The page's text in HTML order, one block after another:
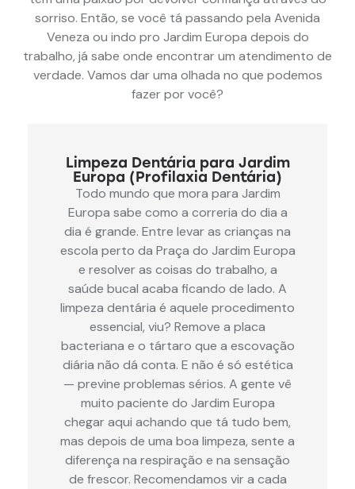
sorriso. Então, se você tá passando pela Avenida
Veneza ou indo pro Jardim Europa depois do
trabalho, já sabe onde encontrar um atendimento de
verdade. Vamos dar uma olhada no que podemos
fazer por você?
Limpeza Dentária para Jardim
Europa (Profilaxia Dentária)
Todo mundo que mora para Jardim
Europa sabe como a correria do dia a
dia é grande. Entre levar as crianças na
escola perto da Praça do Jardim Europa
e resolver as coisas do trabalho, a
saúde bucal acaba ficando de lado. A
limpeza dentária é aquele procedimento
essencial, viu? Remove a placa
bacteriana e o tártaro que a escovação
diária não dá conta. E não é só estética
— previne problemas sérios. A gente vê
muito paciente do Jardim Europa
chegar aqui achando que tá tudo bem,
mas depois de uma boa limpeza, sente a
diferença na respiração e na sensação
de frescor. Recomendamos vir a cada